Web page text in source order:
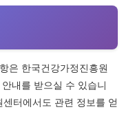
은 한국건강가정진흥원
내를 받으실 수 있습니
터에서도 관련 정보를 얻